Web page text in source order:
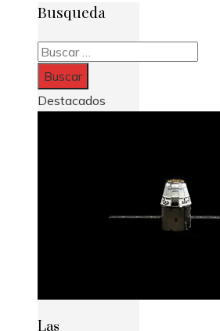
Busqueda
Buscar:
Destacados
Las